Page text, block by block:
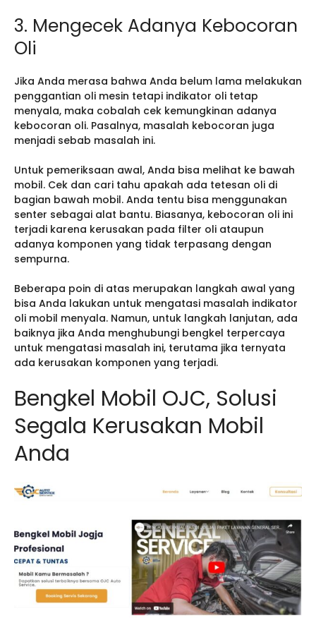
3. Mengecek Adanya Kebocoran
Oli
Jika Anda merasa bahwa Anda belum lama melakukan
penggantian oli mesin tetapi indikator oli tetap
menyala, maka cobalah cek kemungkinan adanya
kebocoran oli. Pasalnya, masalah kebocoran juga
menjadi sebab masalah ini.
Untuk pemeriksaan awal, Anda bisa melihat ke bawah
mobil. Cek dan cari tahu apakah ada tetesan oli di
bagian bawah mobil. Anda tentu bisa menggunakan
senter sebagai alat bantu. Biasanya, kebocoran oli ini
terjadi karena kerusakan pada filter oli ataupun
adanya komponen yang tidak terpasang dengan
sempurna.
Beberapa poin di atas merupakan langkah awal yang
bisa Anda lakukan untuk mengatasi masalah indikator
oli mobil menyala. Namun, untuk langkah lanjutan, ada
baiknya jika Anda menghubungi bengkel terpercaya
untuk mengatasi masalah ini, terutama jika ternyata
ada kerusakan komponen yang terjadi.
Bengkel Mobil OJC, Solusi
Segala Kerusakan Mobil
Anda